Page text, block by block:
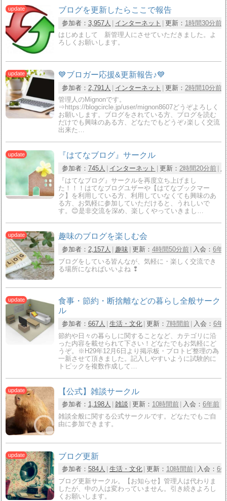
ブログを更新したらここで報告
参加者： 3,957人 インターネット 更新： 1時間30分前
はじめまして 新管理人にさせていただきました。よ
ろしくお願いします。
💙ブロガー応援&更新報告♪💙
参加者： 2,791人 インターネット 更新： 2時間10分前
管理人のMignonです。
⇒https://blogcircle.jp/user/mignon8607どうぞよろしく
お願いします。ブログをされている方、ブログを読む
だけでも興味のある方、どなたでもどうぞ♪楽しく交流
出来た…
『はてなブログ』サークル
参加者： 745人 インターネット 更新： 2時間20分前
『はてなブログ』サークルを再度立ち上げまし
た！！！はてなブログユザーや【はてなブックマー
ク】を利用している方、利用していなくても興味のあ
る方、お気軽に参加していただけると、うれしいで
す。😊是非交流を深め、楽しくやっていきまし…
趣味のブログを楽しむ会
参加者： 2,157人 趣味 更新： 4時間50分前 入会： 6年
ブログをしている皆んなが、気軽に・楽しく交流でき
る場所になればいいよね ❢
食事・節約・断捨離などの暮らし全般サーク
ル
参加者： 667人 生活・文化 更新： 7時間前 入会： 6年
節約や日々の暮らしに関することなど、カテゴリに沿
った内容を載せられて下さい！どなたでもお気軽にど
うぞ。※H29年12月6日より掲示板・ブロトピ整理の為
一新させて頂きました。記入しやすいように試験的に
トピックを複数作成して…
【公式】雑談サークル
参加者： 1,198人 雑談 更新： 10時間前 入会： 6年前
雑談全般に関する公式サークルです。どなたでもご自
由に参加できます。
ブログ更新
参加者： 584人 生活・文化 更新： 10時間前 入会： 6
ブログ更新サークル。【お知らせ】管理人は代わりま
したが、中の人は変わっていません。引き続きよろし
くお願いします。